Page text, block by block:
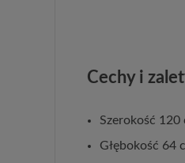
Cechy i
Szerokość 120
Głębokość 64